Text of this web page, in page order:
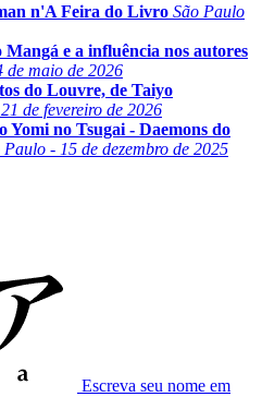
n'A Feira do Livro São Paulo
Mangá e a influência nos autores
de maio de 2026
do Louvre, de Taiyo
de fevereiro de 2026
Yomi no Tsugai - Daemons do
Paulo - 15 de dezembro de 2025
Escreva seu nome em